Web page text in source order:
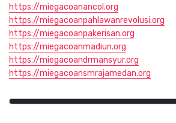
https://miegacoanancol.org
https://miegacoanpahlawanrevolusi.org
https://miegacoanpakerisan.org
https://miegacoanmadiun.org
https://miegacoandrmansyur.org
https://miegacoansmrajamedan.org